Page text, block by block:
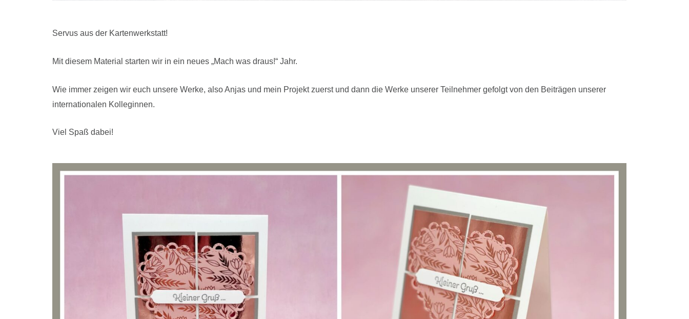
Servus aus der Kartenwerkstatt!
Mit diesem Material starten wir in ein neues „Mach was draus!“ Jahr.
Wie immer zeigen wir euch unsere Werke, also Anjas und mein Projekt zuerst und dann die Werke unserer Teilnehmer gefolgt von den Beiträgen unserer
internationalen Kolleginnen.
Viel Spaß dabei!